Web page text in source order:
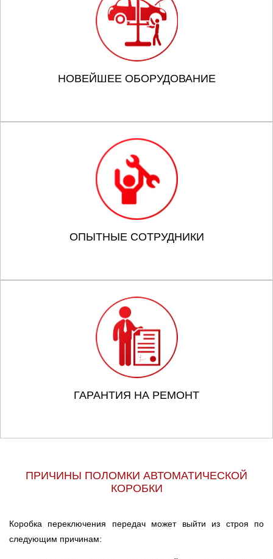
НОВЕЙШЕЕ ОБОРУДОВАНИЕ
ОПЫТНЫЕ СОТРУДНИКИ
ГАРАНТИЯ НА РЕМОНТ
ПРИЧИНЫ ПОЛОМКИ АВТОМАТИЧЕСКОЙ
КОРОБКИ
Коробка переключения передач может выйти из строя по
следующим причинам: